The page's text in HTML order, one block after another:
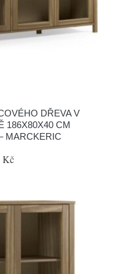
DŘEVA V
186X80X40 CM
MARCKERIC
Kč